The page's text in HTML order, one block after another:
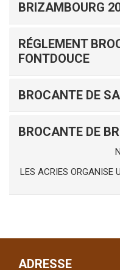
BRIZAMBOURG
RÉGLEMENT
FONTDOUCE
BROCANTE DE
BROCANTE DE
LES ACRIES ORGANISE
ADRESSE